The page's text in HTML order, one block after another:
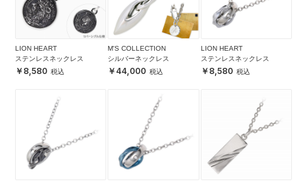
LION HEART
ステンレスネックレス
8,580
M'S COLLECTION
シルバーネックレス
44,000
LION HEART
ステンレスネックレス
8,580